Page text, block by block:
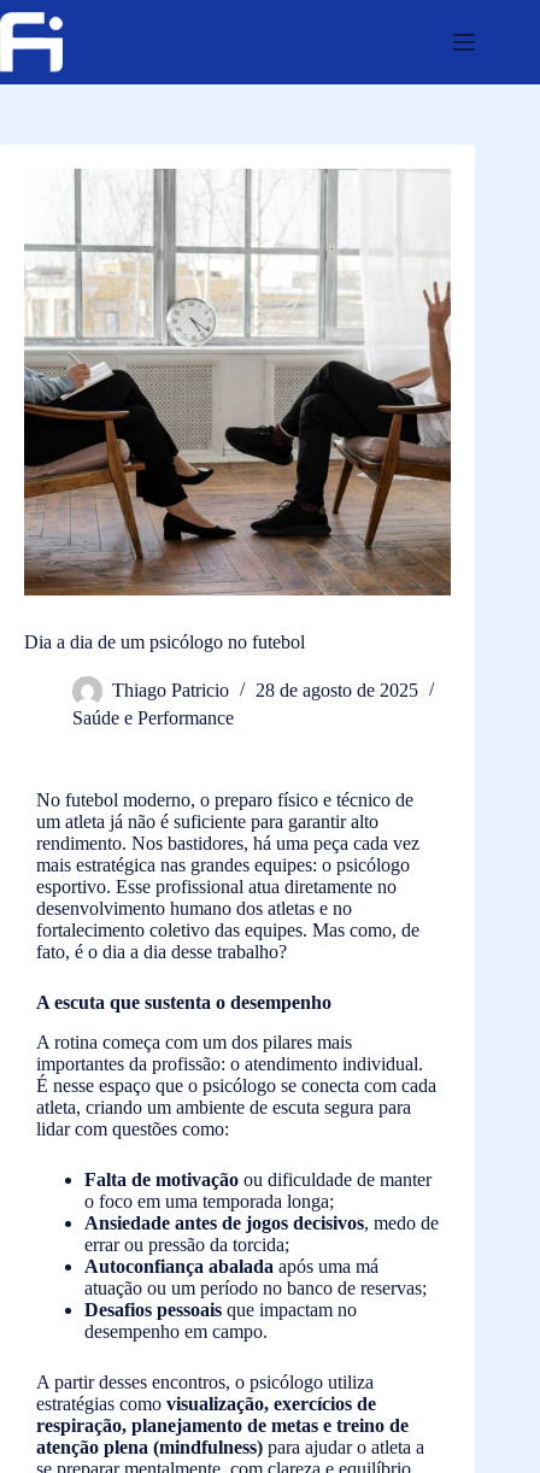
Dia a dia de um psicólogo no futebol
Thiago Patricio
28 de agosto de 2025
Saúde e Performance
No futebol moderno, o preparo físico e técnico de
um atleta já não é suficiente para garantir alto
rendimento. Nos bastidores, há uma peça cada vez
mais estratégica nas grandes equipes: o psicólogo
esportivo. Esse profissional atua diretamente no
desenvolvimento humano dos atletas e no
fortalecimento coletivo das equipes. Mas como, de
fato, é o dia a dia desse trabalho?
A escuta que sustenta o desempenho
A rotina começa com um dos pilares mais
importantes da profissão: o atendimento individual.
É nesse espaço que o psicólogo se conecta com cada
atleta, criando um ambiente de escuta segura para
lidar com questões como:
Falta de motivação ou dificuldade de manter
o foco em uma temporada longa;
Ansiedade antes de jogos decisivos, medo de
errar ou pressão da torcida;
Autoconfiança abalada após uma má
atuação ou um período no banco de reservas;
Desafios pessoais que impactam no
desempenho em campo.
A partir desses encontros, o psicólogo utiliza
estratégias como visualização, exercícios de
respiração, planejamento de metas e treino de
atenção plena (mindfulness) para ajudar o atleta a
se preparar mentalmente, com clareza e equilíbrio.